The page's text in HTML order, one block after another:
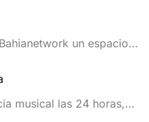
un espacio
de calidad y con
musical las 24 horas,